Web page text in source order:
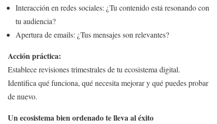
Interacción en redes sociales: ¿Tu contenido está resonando con
tu audiencia?
Apertura de emails: ¿Tus mensajes son relevantes?
Acción práctica:
Establece revisiones trimestrales de tu ecosistema digital.
Identifica qué funciona, qué necesita mejorar y qué puedes probar
de nuevo.
Un ecosistema bien ordenado te lleva al éxito